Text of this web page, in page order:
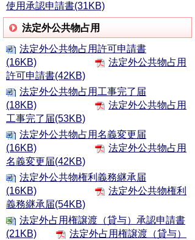
使用承認申請書(31KB)
法定外公共物占用
法定外公共物占用許可申請書
(16KB)
法定外公共物占用
許可申請書(42KB)
法定外公共物占用工事完了届
(18KB)
法定外公共物占用
工事完了届(53KB)
法定外公共物占用名義変更届
(16KB)
法定外公共物占用
名義変更届(42KB)
法定外公共物権利義務継承届
(16KB)
法定外公共物権利
義務継承届(54KB)
法定外占用権譲渡（貸与）承認申請書
(21KB)
法定外占用権譲渡（貸与）